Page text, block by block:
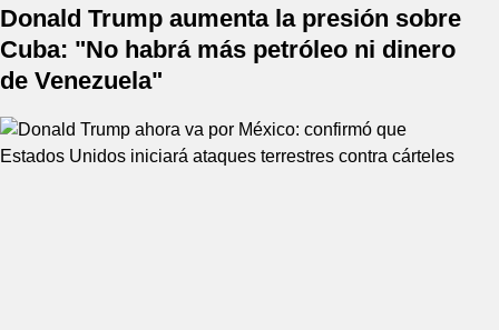
Donald Trump aumenta la presión sobre
Cuba: "No habrá más petróleo ni dinero
de Venezuela"